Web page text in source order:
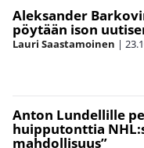
Aleksander
pöytään ison
Lauri Saastamoinen |
Anton Lundellille
huipputonttia
mahdollisuus”